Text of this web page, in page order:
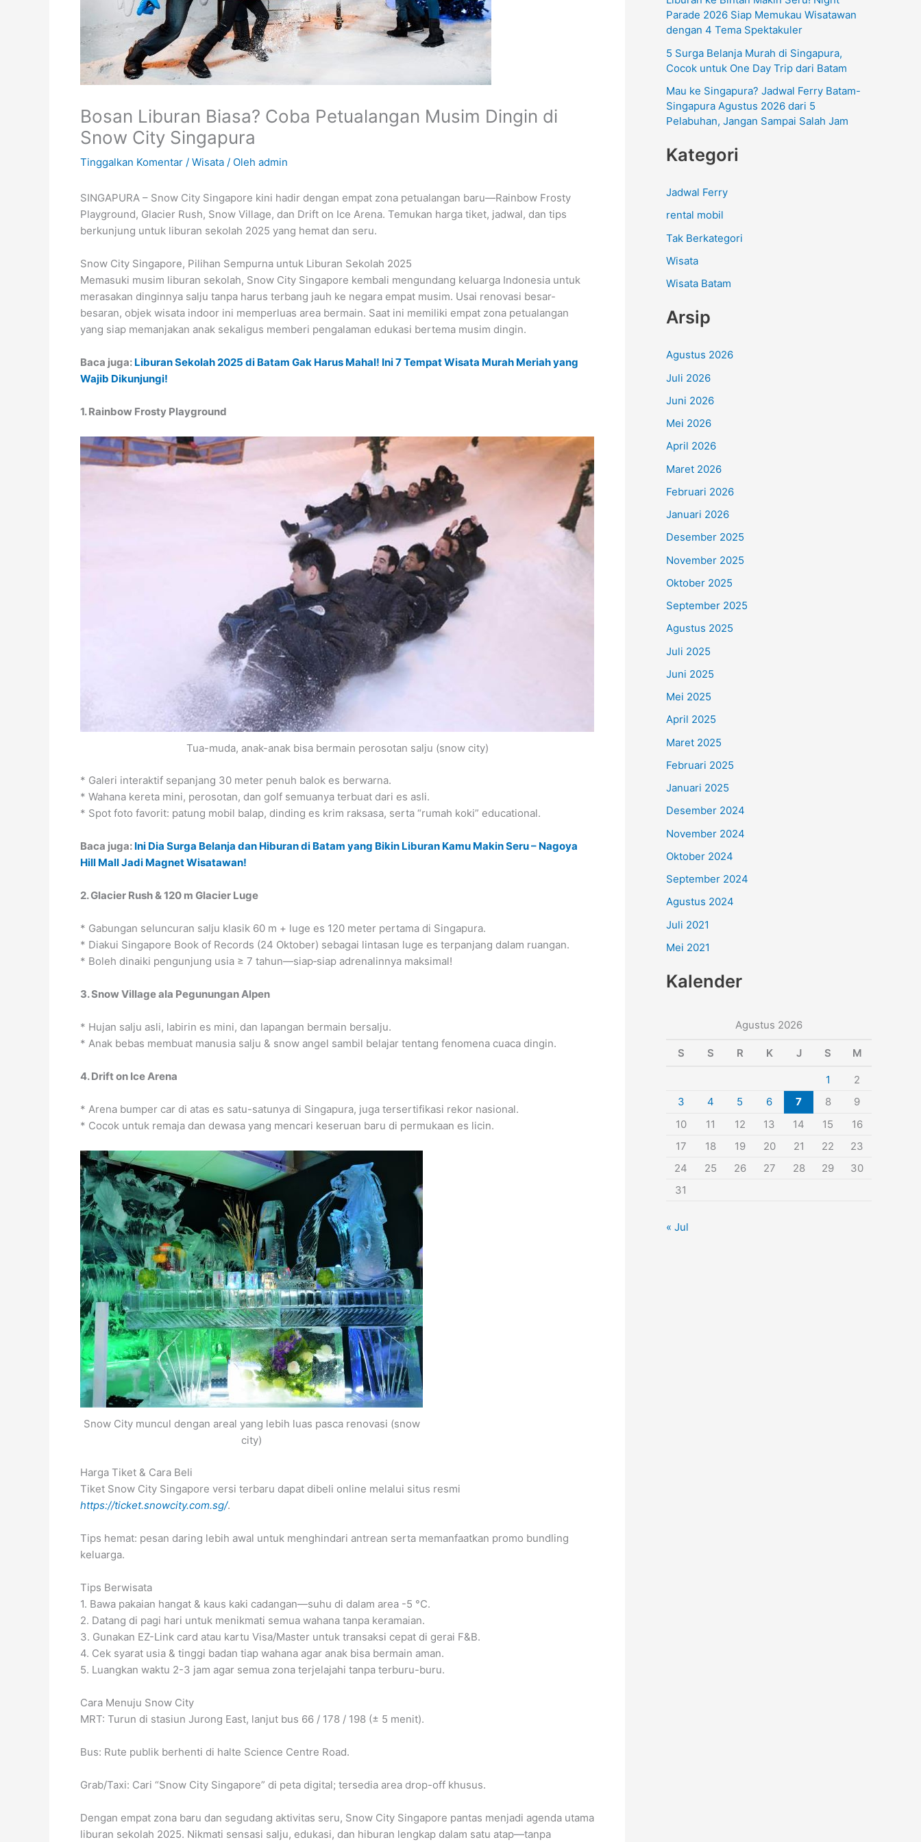
Bosan Liburan Biasa? Coba Petualangan Musim Dingin di
Snow City Singapura
Tinggalkan Komentar / Wisata / Oleh admin
SINGAPURA – Snow City Singapore kini hadir dengan empat zona petualangan baru—Rainbow Frosty
Playground, Glacier Rush, Snow Village, dan Drift on Ice Arena. Temukan harga tiket, jadwal, dan tips
berkunjung untuk liburan sekolah 2025 yang hemat dan seru.
Snow City Singapore, Pilihan Sempurna untuk Liburan Sekolah 2025
Memasuki musim liburan sekolah, Snow City Singapore kembali mengundang keluarga Indonesia untuk
merasakan dinginnya salju tanpa harus terbang jauh ke negara empat musim. Usai renovasi besar-
besaran, objek wisata indoor ini memperluas area bermain. Saat ini memiliki empat zona petualangan
yang siap memanjakan anak sekaligus memberi pengalaman edukasi bertema musim dingin.
Baca juga: Liburan Sekolah 2025 di Batam Gak Harus Mahal! Ini 7 Tempat Wisata Murah Meriah yang
Wajib Dikunjungi!
1. Rainbow Frosty Playground
Tua-muda, anak-anak bisa bermain perosotan salju (snow city)
* Galeri interaktif sepanjang 30 meter penuh balok es berwarna.
* Wahana kereta mini, perosotan, dan golf semuanya terbuat dari es asli.
* Spot foto favorit: patung mobil balap, dinding es krim raksasa, serta “rumah koki” educational.
Baca juga: Ini Dia Surga Belanja dan Hiburan di Batam yang Bikin Liburan Kamu Makin Seru – Nagoya
Hill Mall Jadi Magnet Wisatawan!
2. Glacier Rush & 120 m Glacier Luge
* Gabungan seluncuran salju klasik 60 m + luge es 120 meter pertama di Singapura.
* Diakui Singapore Book of Records (24 Oktober) sebagai lintasan luge es terpanjang dalam ruangan.
* Boleh dinaiki pengunjung usia ≥ 7 tahun—siap‐siap adrenalinnya maksimal!
3. Snow Village ala Pegunungan Alpen
* Hujan salju asli, labirin es mini, dan lapangan bermain bersalju.
* Anak bebas membuat manusia salju & snow angel sambil belajar tentang fenomena cuaca dingin.
4. Drift on Ice Arena
* Arena bumper car di atas es satu-satunya di Singapura, juga tersertifikasi rekor nasional.
* Cocok untuk remaja dan dewasa yang mencari keseruan baru di permukaan es licin.
Snow City muncul dengan areal yang lebih luas pasca renovasi (snow
city)
Harga Tiket & Cara Beli
Tiket Snow City Singapore versi terbaru dapat dibeli online melalui situs resmi
https://ticket.snowcity.com.sg/.
Tips hemat: pesan daring lebih awal untuk menghindari antrean serta memanfaatkan promo bundling
keluarga.
Tips Berwisata
1. Bawa pakaian hangat & kaus kaki cadangan—suhu di dalam area -5 °C.
2. Datang di pagi hari untuk menikmati semua wahana tanpa keramaian.
3. Gunakan EZ-Link card atau kartu Visa/Master untuk transaksi cepat di gerai F&B.
4. Cek syarat usia & tinggi badan tiap wahana agar anak bisa bermain aman.
5. Luangkan waktu 2-3 jam agar semua zona terjelajahi tanpa terburu-buru.
Cara Menuju Snow City
MRT: Turun di stasiun Jurong East, lanjut bus 66 / 178 / 198 (± 5 menit).
Bus: Rute publik berhenti di halte Science Centre Road.
Grab/Taxi: Cari “Snow City Singapore” di peta digital; tersedia area drop-off khusus.
Dengan empat zona baru dan segudang aktivitas seru, Snow City Singapore pantas menjadi agenda utama
liburan sekolah 2025. Nikmati sensasi salju, edukasi, dan hiburan lengkap dalam satu atap—tanpa
Parade 2026 Siap Memukau Wisatawan
dengan 4 Tema Spektakuler
5 Surga Belanja Murah di Singapura,
Cocok untuk One Day Trip dari Batam
Mau ke Singapura? Jadwal Ferry Batam-
Singapura Agustus 2026 dari 5
Pelabuhan, Jangan Sampai Salah Jam
Kategori
Jadwal Ferry
rental mobil
Tak Berkategori
Wisata
Wisata Batam
Arsip
Agustus 2026
Juli 2026
Juni 2026
Mei 2026
April 2026
Maret 2026
Februari 2026
Januari 2026
Desember 2025
November 2025
Oktober 2025
September 2025
Agustus 2025
Juli 2025
Juni 2025
Mei 2025
April 2025
Maret 2025
Februari 2025
Januari 2025
Desember 2024
November 2024
Oktober 2024
September 2024
Agustus 2024
Juli 2021
Mei 2021
Kalender
Agustus 2026
S S R K J S M
1
2
3
4 5 6 7 8
9
10
11 12 13 14 15
16
17
18 19 20 21 22
23
24
25 26 27 28 29
30
31
« Jul